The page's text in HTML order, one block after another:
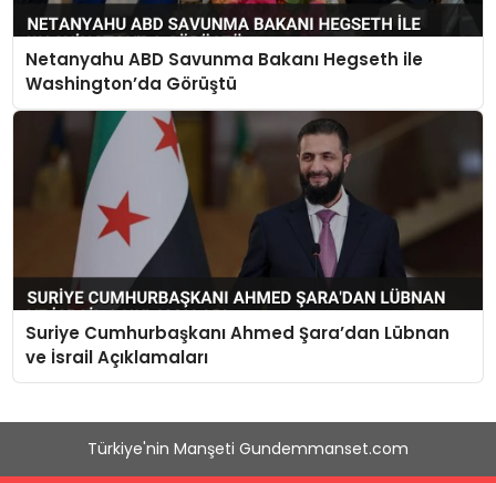
Netanyahu ABD Savunma Bakanı Hegseth ile
Washington’da Görüştü
Suriye Cumhurbaşkanı Ahmed Şara’dan Lübnan
ve İsrail Açıklamaları
Türkiye'nin Manşeti Gundemmanset.com